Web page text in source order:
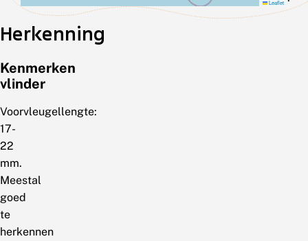
Leaflet
Herkenning
Kenmerken
vlinder
Voorvleugellengte:
17-
22
mm.
Meestal
goed
te
herkennen